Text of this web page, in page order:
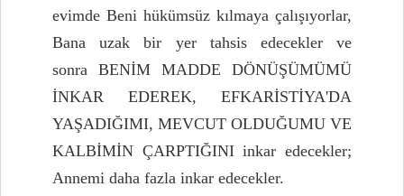
evimde Beni hükümsüz kılmaya çalışıyorlar,
Bana uzak bir yer tahsis edecekler ve
sonra BENİM MADDE DÖNÜŞÜMÜMÜ
İNKAR EDEREK, EFKARİSTİYA'DA
YAŞADIĞIMI, MEVCUT OLDUĞUMU VE
KALBİMİN ÇARPTIĞINI inkar edecekler;
Annemi daha fazla inkar edecekler.